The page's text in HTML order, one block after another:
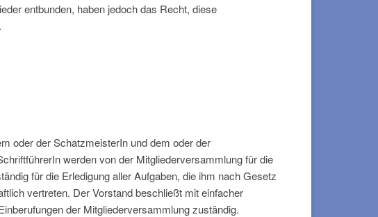
entbunden, haben jedoch das Recht, diese
oder der SchatzmeisterIn und dem oder der
werden von der Mitgliederversammlung für die
für die Erledigung aller Aufgaben, die ihm nach Gesetz
vertreten. Der Vorstand beschließt mit einfacher
der Mitgliederversammlung zuständig.